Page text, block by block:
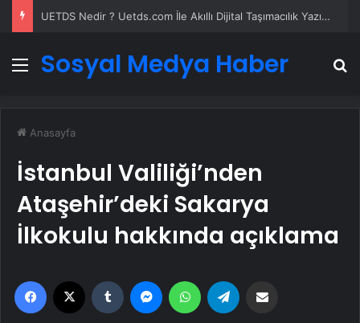
UETDS Nedir ? Uetds.com İle Akıllı Dijital Taşımacılık Yazılımı
Menü
Sosyal Medya Haber
Anasayfa
İstanbul Valiliği’nden
Ataşehir’deki Sakarya
İlkokulu hakkında açıklama
Facebook Tumblr MessengerWhatsApp